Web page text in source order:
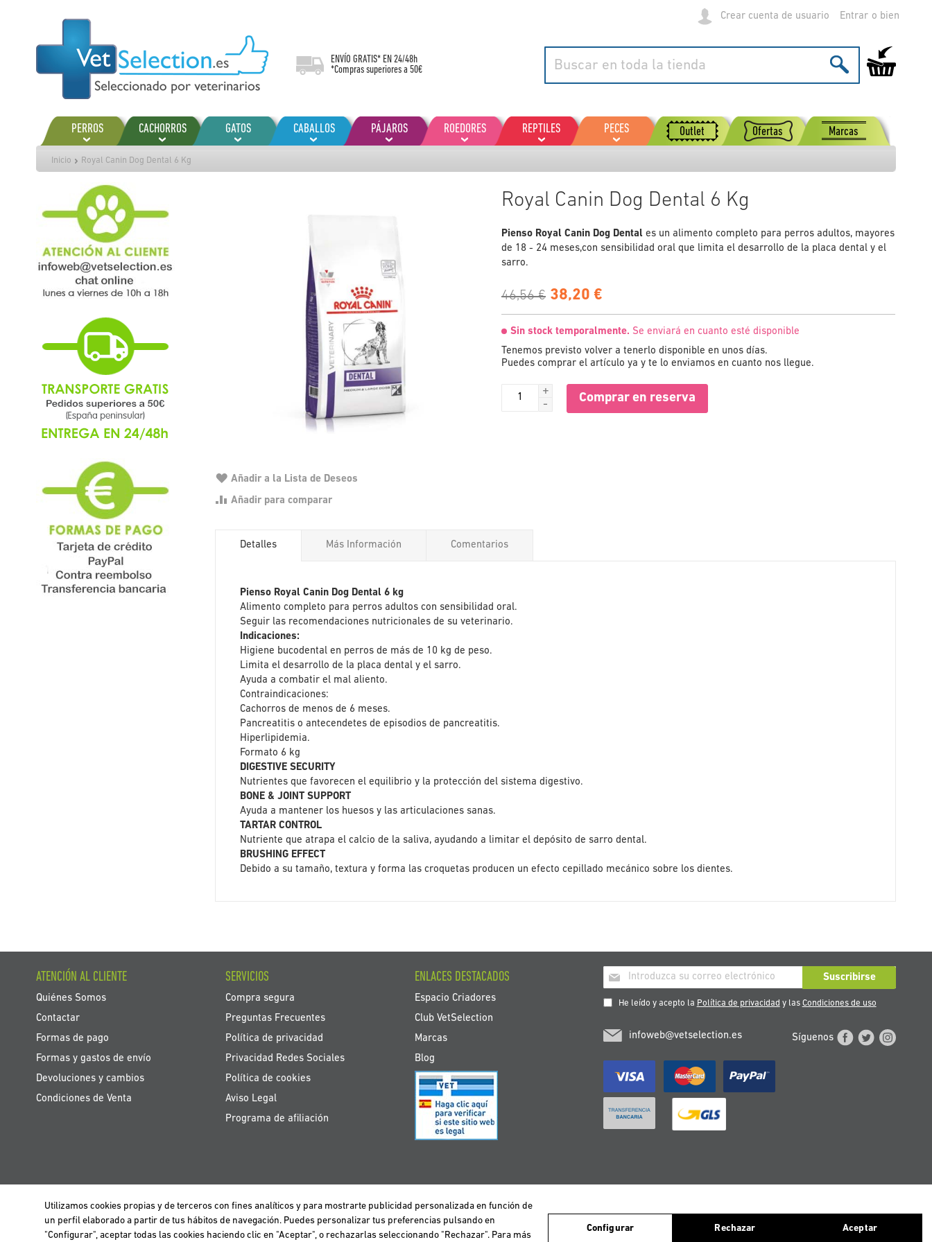
Utilizamos cookies propias y de terceros para realizar el análisis de la navegación de los usuarios y de este modo poder ofrecer un mejor servicio. Si continuas navegando, consideramos que aceptas el uso de ellas. Para más
información clica
contenido
Crear cuenta de usuario Entrar
ENVÍO GRATIS* EN 24/48h
*Compras superiores a 50€
Mi carrito de
PERROS CACHORROS GATOS CABALLOS PÁJAROS ROEDORES REPTILES PECES Outlet Ofertas Marcas
Inicio Royal Canin Dog Dental 6 Kg
Royal Canin Dog Dental 6 Kg
Pienso Royal Canin Dog Dentales un alimento completo para perros adultos, mayores
de 18 - 24 meses,con sensibilidad oral que limita el desarrollo de la placa dental y el
sarro.
46,56 € 38,20 €
Sin stock temporalmente. Se enviará en cuanto esté disponible
Tenemos previsto volver a tenerlo disponible en unos días.
Puedes comprar el artículo ya y te lo enviamos en cuanto nos llegue.
+
-
Comprar en reserva
Añadir a la Lista de Deseos
Añadir para comparar
la
imágenes
Detalles
Pienso Royal Canin Dog Dental 6 kg
Alimento completo para perros adultos con sensibilidad oral.
Seguir las recomendaciones nutricionales de su veterinario.
Indicaciones:
Higiene bucodental en perros de más de 10 kg de peso.
Limita el desarrollo de la placa dental y el sarro.
Ayuda a combatir el mal aliento.
Contraindicaciones:
Cachorros de menos de 6 meses.
Pancreatitis o antecendetes de episodios de pancreatitis.
Hiperlipidemia.
Formato 6 kg
DIGESTIVE SECURITY
Nutrientes que favorecen el equilibrio y la protección del sistema digestivo.
BONE & JOINT SUPPORT
Ayuda a mantener los huesos y las articulaciones sanas.
TARTAR CONTROL
Nutriente que atrapa el calcio de la saliva, ayudando a limitar el depósito de sarro dental.
BRUSHING EFFECT
Debido a su tamaño, textura y forma las croquetas producen un efecto cepillado mecánico sobre los dientes.
Más Información Comentarios
Inscríbase
a
nuestro
de
Suscribirse
He leído y acepto la Política de privacidad y las Condiciones de uso
ATENCIÓN AL CLIENTE
Quiénes Somos
Contactar
Formas de pago
Formas y gastos de envío
Devoluciones y cambios
Condiciones de Venta
SERVICIOS
Compra segura
Preguntas Frecuentes
Política de privacidad
Privacidad Redes Sociales
Política de cookies
Aviso Legal
Programa de afiliación
ENLACES DESTACADOS
Espacio Criadores
Club VetSelection
Marcas
Blog
infoweb@vetselection.es Síguenos
BELGIË / BELGIQUE DEUTSCHLAND ESPAÑA FRANCE ITALIA NEDERLAND ÖSTERREICH PORTUGAL
Utilizamos cookies propias y de terceros con fines analíticos y para mostrarte publicidad personalizada en función de
un perfil elaborado a partir de tus hábitos de navegación. Puedes personalizar tus preferencias pulsando en
"Configurar", aceptar todas las cookies haciendo clic en "Aceptar", o rechazarlas seleccionando "Rechazar". Para más
Configurar Rechazar Aceptar